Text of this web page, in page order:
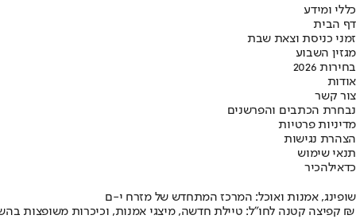
כללי ומידע
דף הבית
זמני כניסת וצאת שבת
מגזין השבוע
בחירות 2026
אודות
צור קשר
נבחרת הכתבים והפרשנים
מדיניות פרטיות
הצהרת נגישות
תנאי שימוש
כדאילהכיר
שופינג, אמנות ואוכל: המרכז המתחדש של מזרח י-ם
קפיצה קטנה לחו"ל: טיילת חדשה, מיצגי אמנות, וכיכרות משופצות בהשקעה של 100 מיליון ₪